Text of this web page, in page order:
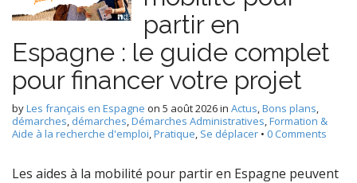
partir en
Espagne : le guide complet
pour financer votre projet
byLes français en Espagne on 5 août 2026in Actus,Bons plans,
démarches, démarches,Démarches Administratives,Formation &
Aide à la recherche d'emploi,Pratique, Se déplacer • 0 Comments
Les aides à la mobilité pour partir en Espagne peuvent